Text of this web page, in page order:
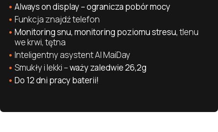
Always on display – ogranicza pobór mocy
Funkcja znajdź telefon
Monitoring snu, monitoring poziomu stresu,tlenu
we krwi, tętna
Inteligentny asystent AI MaiDay
Smukły i lekki –waży zaledwie 26,2g
Do 12 dni pracy baterii!